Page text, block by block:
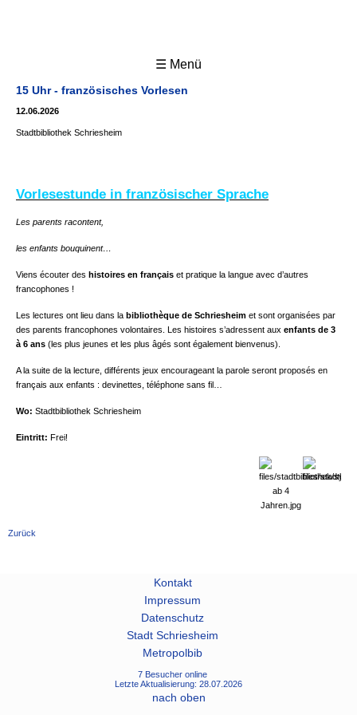
☰ Menü
15 Uhr - französisches Vorlesen
12.06.2026
Stadtbibliothek Schriesheim
Vorlesestunde in französischer Sprache
Les parents racontent,
les enfants bouquinent…
Viens écouter des histoires en français et pratique la langue avec d’autres
francophones !
Les lectures ont lieu dans la bibliothèque de Schriesheim et sont organisées par
des parents francophones volontaires. Les histoires s’adressent aux enfants de 3
à 6 ans (les plus jeunes et les plus âgés sont également bienvenus).
A la suite de la lecture, différents jeux encourageant la parole seront proposés en
français aux enfants : devinettes, téléphone sans fil…
Wo: Stadtbibliothek Schriesheim
Eintritt: Frei!
Zurück
Kontakt
Impressum
Datenschutz
Stadt Schriesheim
Metropolbib
7 Besucher online
Letzte Aktualisierung: 28.07.2026
nach oben